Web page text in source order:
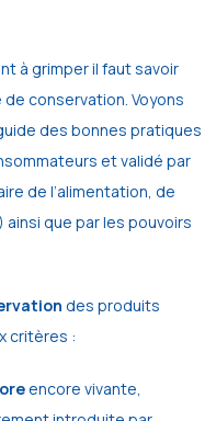
à grimper il faut savoir
conservation. Voyons
des bonnes pratiques
et validé par
de l’alimentation, de
ainsi que par les pouvoirs
des produits
critères :
encore vivante,